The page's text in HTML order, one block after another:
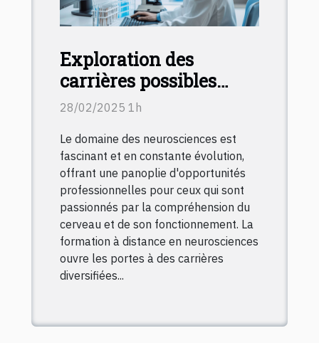
Exploration des
carrières possibles
après une formation en
distance
28/02/2025 1h
Le domaine des neurosciences est
fascinant et en constante évolution,
offrant une panoplie d'opportunités
professionnelles pour ceux qui sont
passionnés par la compréhension du
cerveau et de son fonctionnement. La
formation à distance en neurosciences
ouvre les portes à des carrières
diversifiées...